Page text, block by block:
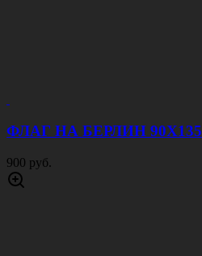
ФЛАГ НА БЕРЛИН 90Х135
900 руб.